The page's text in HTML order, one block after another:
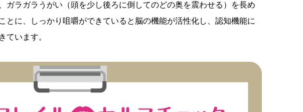
ガラガラうがい（頭を少し後ろに倒してのどの奥を震わせる）を長め
とに、しっかり咀嚼ができていると脳の機能が活性化し、認知機能に
ています。